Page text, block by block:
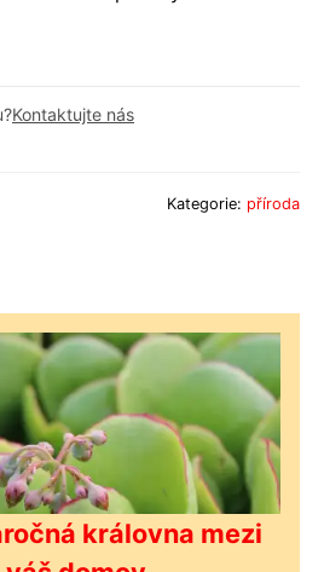
Kontaktujte nás
Kategorie: příroda
královna mezi